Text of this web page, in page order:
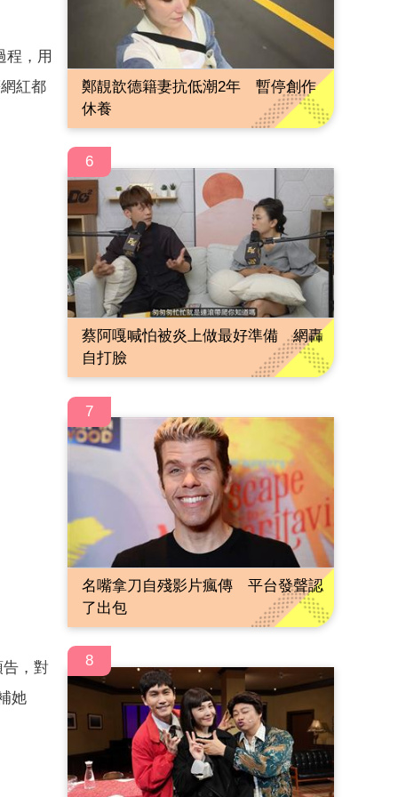
程，用
紅都
，對
她
鄭靚歆德籍妻抗低潮2年 暫停創作
休養
6
蔡阿嘎喊怕被炎上做最好準備 網轟
自打臉
7
名嘴拿刀自殘影片瘋傳 平台發聲認
了出包
8